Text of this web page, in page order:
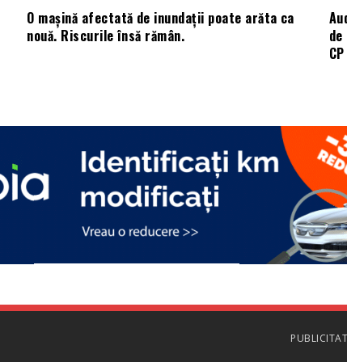
O mașină afectată de inundații poate arăta ca
nouă. Riscurile însă rămân.